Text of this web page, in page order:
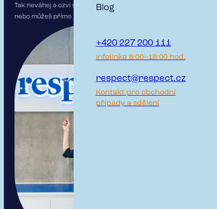
Blog
+420 227 200 111
Infolinka 8:00–18:00 hod.
respect@respect.cz
Kontakt pro obchodní
případy a sdělení
Tak neváhej a ozvi se nám! Emailem, telefonem,
nebo můžeš přímozde